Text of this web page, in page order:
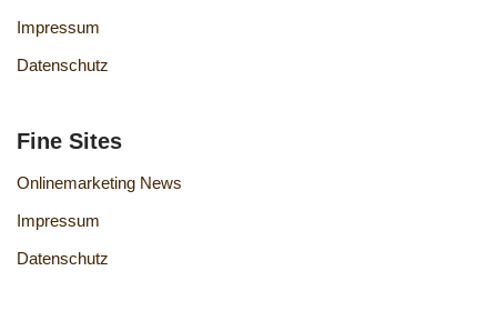
Impressum
Datenschutz
Fine Sites
Onlinemarketing News
Impressum
Datenschutz